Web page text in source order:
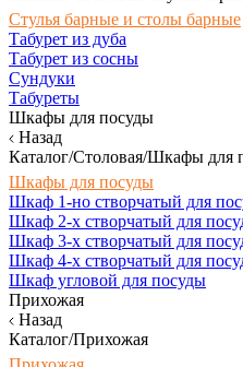
Стулья барные и столы барные
Табурет из дуба
Табурет из сосны
Сундуки
Табуреты
Шкафы для посуды
Назад
Каталог/Столовая/Шкафы для
Шкафы для посуды
Шкаф 1-но створчатый для
Шкаф 2-х створчатый для
Шкаф 3-х створчатый для
Шкаф 4-х створчатый для
Шкаф угловой для посуды
Прихожая
Назад
Каталог/Прихожая